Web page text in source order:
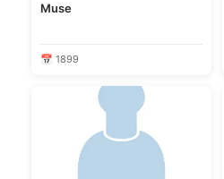
Muse
📅 1899